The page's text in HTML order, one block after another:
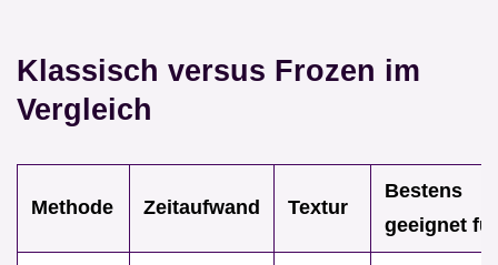
Klassisch versus Frozen im
Vergleich
Methode Zeitaufwand Textur
Bestens
geeignet für